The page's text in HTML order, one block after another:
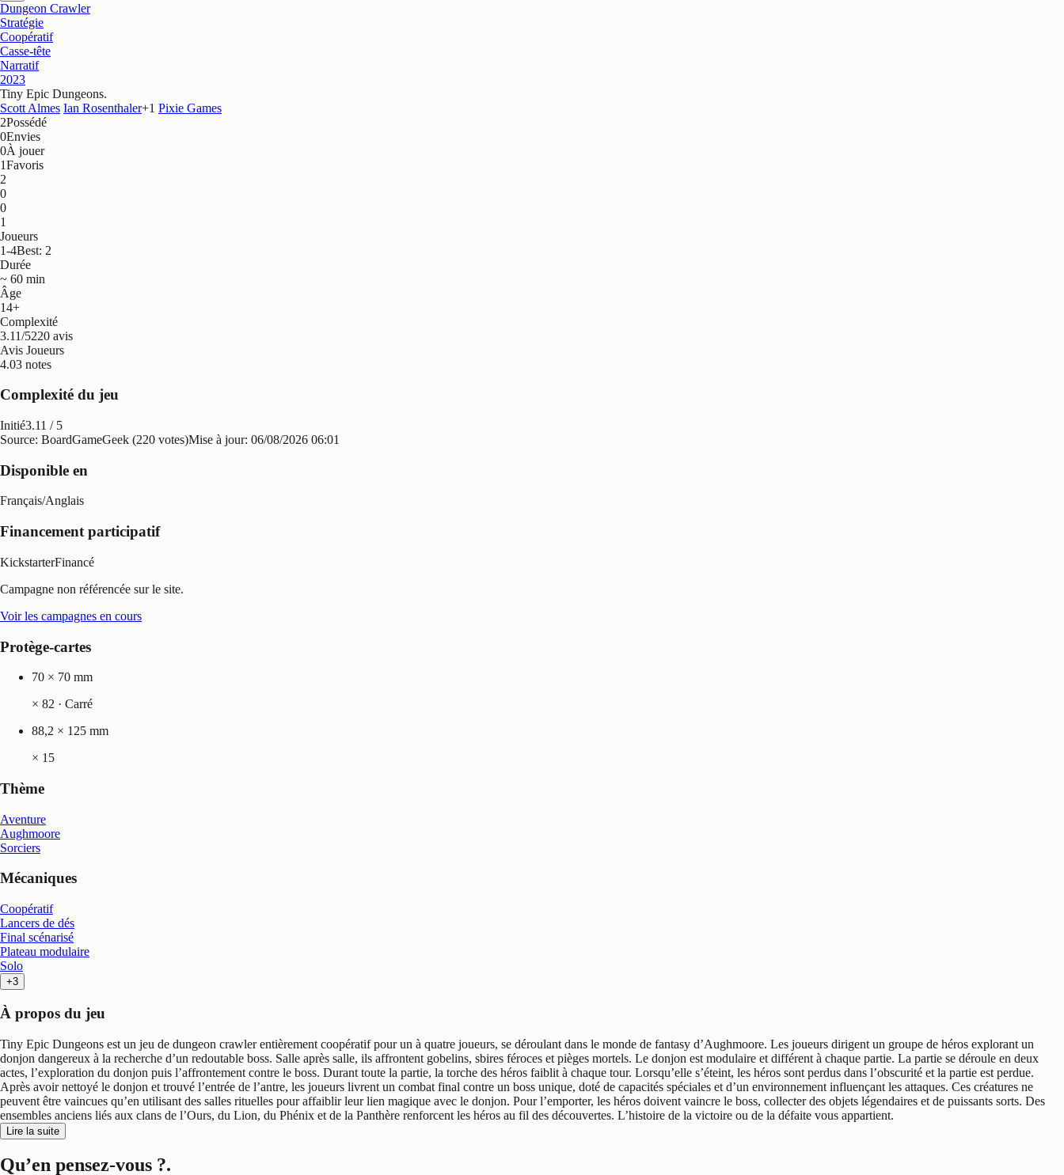
Dungeon Crawler
Stratégie
Coopératif
Casse-tête
Narratif
2023
Tiny Epic Dungeons.
Scott Almes Ian Rosenthaler+1 Pixie Games
2Possédé
0Envies
0À jouer
1Favoris
2
0
0
1
Joueurs
1-4Best: 2
Durée
~ 60 min
Âge
14+
Complexité
3.11/5220 avis
Avis Joueurs
4.03 notes
Complexité du jeu
Initié3.11 / 5
Source: BoardGameGeek (220 votes)Mise à jour: 06/08/2026 06:01
Disponible en
Français/Anglais
Financement participatif
KickstarterFinancé
Campagne non référencée sur le site.
Voir les campagnes en cours
Protège-cartes
70 × 70 mm
× 82 · Carré
88,2 × 125 mm
× 15
Thème
Aventure
Aughmoore
Sorciers
Mécaniques
Coopératif
Lancers de dés
Final scénarisé
Plateau modulaire
Solo
+3
À propos du jeu
Tiny Epic Dungeons est un jeu de dungeon crawler entièrement coopératif pour un à quatre joueurs, se déroulant dans le monde de fantasy d’Aughmoore. Les joueurs dirigent un groupe de héros explorant un
donjon dangereux à la recherche d’un redoutable boss. Salle après salle, ils affrontent gobelins, sbires féroces et pièges mortels. Le donjon est modulaire et différent à chaque partie. La partie se déroule en deux
actes, l’exploration du donjon puis l’affrontement contre le boss. Durant toute la partie, la torche des héros faiblit à chaque tour. Lorsqu’elle s’éteint, les héros sont perdus dans l’obscurité et la partie est perdue.
Après avoir nettoyé le donjon et trouvé l’entrée de l’antre, les joueurs livrent un combat final contre un boss unique, doté de capacités spéciales et d’un environnement influençant les attaques. Ces créatures ne
peuvent être vaincues qu’en utilisant des salles rituelles pour affaiblir leur lien magique avec le donjon. Pour l’emporter, les héros doivent vaincre le boss, collecter des objets légendaires et de puissants sorts. Des
ensembles anciens liés aux clans de l’Ours, du Lion, du Phénix et de la Panthère renforcent les héros au fil des découvertes. L’histoire de la victoire ou de la défaite vous appartient.
Lire la suite
Qu’en pensez-vous ?.